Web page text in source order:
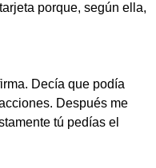
porque, según ella,
Decía que podía
Después me
tú pedías el